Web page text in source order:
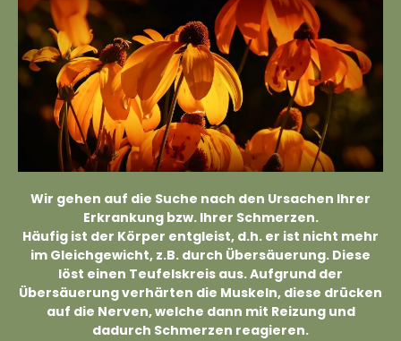
Wir gehen auf die Suche nach den Ursachen Ihrer
Erkrankung bzw. Ihrer Schmerzen.
Häufig ist der Körper entgleist, d.h. er ist nicht mehr
im Gleichgewicht, z.B. durch Übersäuerung. Diese
löst einen Teufelskreis aus. Aufgrund der
Übersäuerung verhärten die Muskeln, diese drücken
auf die Nerven, welche dann mit Reizung und
dadurch Schmerzen reagieren.